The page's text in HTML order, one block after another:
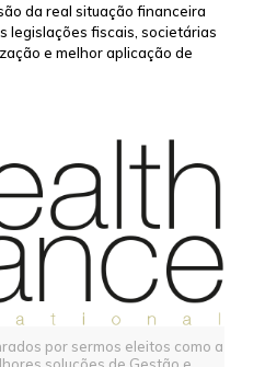
da real situação financeira
legislações fiscais, societárias
e melhor aplicação de
por sermos eleitos como a